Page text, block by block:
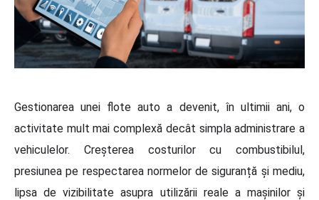
Gestionarea unei flote auto a devenit, în ultimii ani, o
activitate mult mai complexă decât simpla administrare a
vehiculelor. Creșterea costurilor cu combustibilul,
presiunea pe respectarea normelor de siguranță și mediu,
lipsa de vizibilitate asupra utilizării reale a mașinilor și